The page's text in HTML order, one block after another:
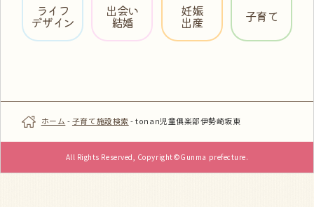
ライフ
デザイン
出会い
結婚
妊娠
出産 子育て
ホーム -子育て施設検索 -tonan児童俱楽部伊勢崎坂東
All Rights Reserved, Copyright©Gunma prefecture.